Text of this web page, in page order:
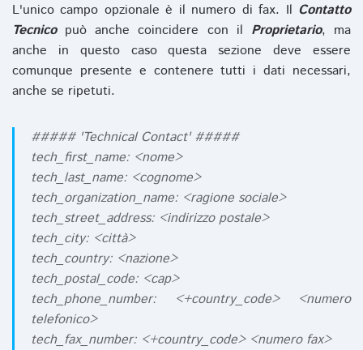
L'unico campo opzionale è il numero di fax. Il Contatto
Tecnicopuò anche coincidere con il Proprietario, ma
anche in questo caso questa sezione deve essere
comunque presente e contenere tutti i dati necessari,
anche se ripetuti.
##### 'Technical Contact' #####
tech_first_name: <nome>
tech_last_name: <cognome>
tech_organization_name: <ragione sociale>
tech_street_address: <indirizzo postale>
tech_city: <città>
tech_country: <nazione>
tech_postal_code: <cap>
tech_phone_number: <+country_code> <numero
telefonico>
tech_fax_number: <+country_code> <numero fax>